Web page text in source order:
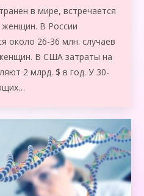
в мире, встречается
женщин. В России
около 26-36 млн. случаев
В США затраты на
2 млрд. $ в год. У 30-